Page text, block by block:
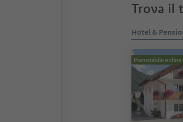
Trova il
Hotel &
Prenotabile online